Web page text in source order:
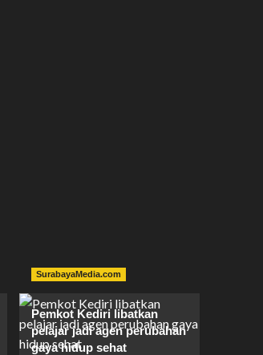
SurabayaMedia.com
Pemkot Kediri libatkan
pelajar jadi agen perubahan
gaya hidup sehat